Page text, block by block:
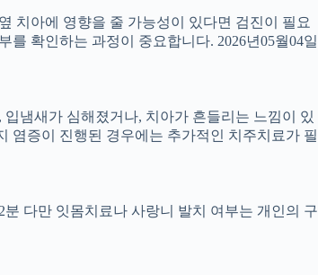
치아에 영향을 줄 가능성이 있다면 검진이 필요
를 확인하는 과정이 중요합니다. 2026년05월04일
냄새가 심해졌거나, 치아가 흔들리는 느낌이 있
염증이 진행된 경우에는 추가적인 치주치료가 필
다만 잇몸치료나 사랑니 발치 여부는 개인의 구